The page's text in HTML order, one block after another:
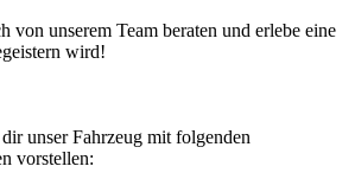
von unserem Team beraten und erlebe eine
wird!
unser Fahrzeug mit folgenden
vorstellen: